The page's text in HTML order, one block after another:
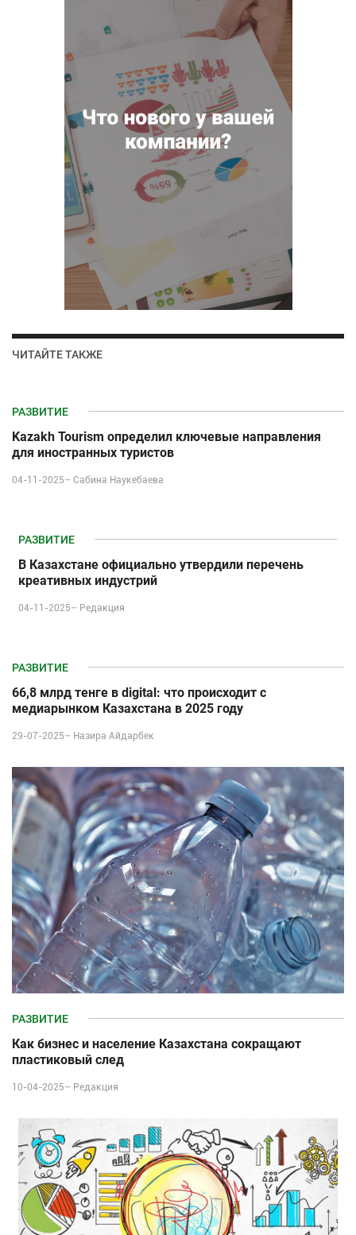
ЧИТАЙТЕ ТАКЖЕ
РАЗВИТИЕ
Kazakh Tourism определил ключевые направления
для иностранных туристов
04-11-2025– Сабина Наукебаева
РАЗВИТИЕ
В Казахстане официально утвердили перечень
креативных индустрий
04-11-2025– Редакция
РАЗВИТИЕ
66,8 млрд тенге в digital: что происходит с
медиарынком Казахстана в 2025 году
29-07-2025– Назира Айдарбек
РАЗВИТИЕ
Как бизнес и население Казахстана сокращают
пластиковый след
10-04-2025– Редакция